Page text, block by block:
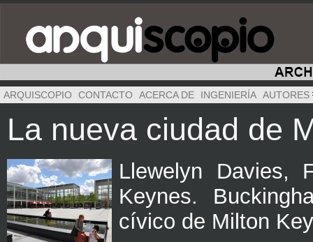
ARQUISCOPIO CONTACTO ACERCA DE INGENIERÍA AUTORES
La nueva ciudad de
Llewelyn Davies,
Keynes.
cívico de Milton